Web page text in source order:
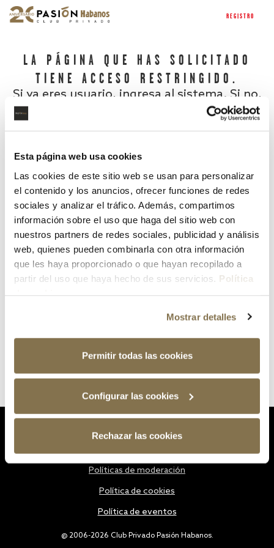
Esta página web usa cookies
Las cookies de este sitio web se usan para personalizar
el contenido y los anuncios, ofrecer funciones de redes
sociales y analizar el tráfico. Además, compartimos
información sobre el uso que haga del sitio web con
nuestros partners de redes sociales, publicidad y análisis
web, quienes pueden combinarla con otra información
que les haya proporcionado o que hayan recopilado a
partir del uso que haya hecho de sus servicios. Política
Mostrar detalles
Permitir todas las cookies
Configurar las cookies
Rechazar las cookies
REGISTRO
LA PÁGINA QUE HAS SOLICITADO
TIENE ACCESO RESTRINGIDO.
Si ya eres usuario, ingresa al sistema. Si no,
¿Has olvidado tu contraseña?
@ 2006-2026 Club Privado Pasión Habanos.
Políticas de moderación
Política de cookies
Política de eventos